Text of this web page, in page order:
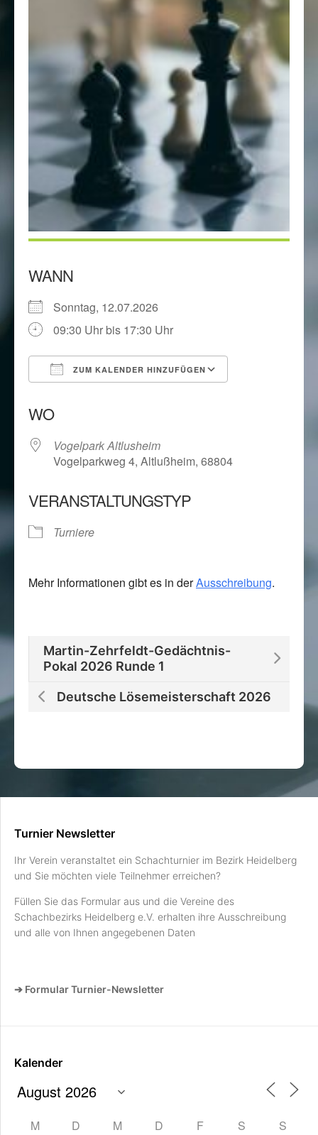
WANN
Sonntag, 12.07.2026
09:30 Uhr bis 17:30 Uhr
ZUM KALENDER HINZUFÜGEN
WO
Vogelpark Altlusheim
Vogelparkweg 4, Altlußheim, 68804
VERANSTALTUNGSTYP
Turniere
Mehr Informationen gibt es in derAusschreibung.
Martin-Zehrfeldt-Gedächtnis-
Pokal 2026 Runde 1
Deutsche Lösemeisterschaft 2026
Turnier Newsletter
Ihr Verein veranstaltet ein Schachturnier im Bezirk Heidelberg
und Sie möchten viele Teilnehmer erreichen?
Füllen Sie das Formular aus und die Vereine des
Schachbezirks Heidelberg e.V. erhalten ihre Ausschreibung
und alle von Ihnen angegebenen Daten
➔ Formular Turnier-Newsletter
Kalender
M D M D F S S